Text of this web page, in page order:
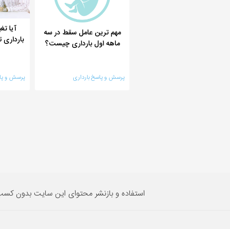
مهم ترین عامل سقط در سه
ماهه اول بارداری چیست؟
پرسش و پاسخ بارداری
آیا
پرسش و
استفاده و بازنشر محتوای این سایت بدون